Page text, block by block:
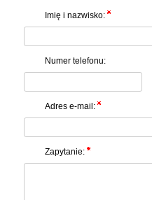
Imię i nazwisko:
Numer telefonu:
Adres e-mail:
Zapytanie: